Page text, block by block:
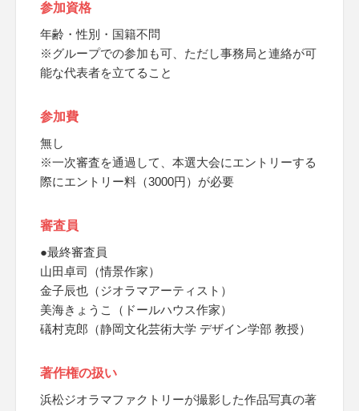
参加資格
年齢・性別・国籍不問
※グループでの参加も可、ただし事務局と連絡が可
能な代表者を立てること
参加費
無し
※一次審査を通過して、本選大会にエントリーする
際にエントリー料（3000円）が必要
審査員
●最終審査員
山田卓司（情景作家）
金子辰也（ジオラマアーティスト）
美海きょうこ（ドールハウス作家）
礒村克郎（静岡文化芸術大学 デザイン学部 教授）
著作権の扱い
浜松ジオラマファクトリーが撮影した作品写真の著